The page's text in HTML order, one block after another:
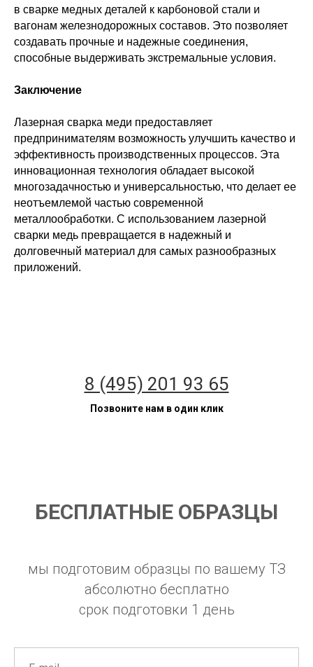
в сварке медных деталей к карбоновой стали и
вагонам железнодорожных составов. Это позволяет
создавать прочные и надежные соединения,
способные выдерживать экстремальные условия.
Заключение
Лазерная сварка меди предоставляет
предпринимателям возможность улучшить качество и
эффективность производственных процессов. Эта
инновационная технология обладает высокой
многозадачностью и универсальностью, что делает ее
неотъемлемой частью современной
металлообработки. С использованием лазерной
сварки медь превращается в надежный и
долговечный материал для самых разнообразных
приложений.
8 (495) 201 93 65
Позвоните нам в один клик
БЕСПЛАТНЫЕ ОБРАЗЦЫ
мы подготовим образцы по вашему ТЗ
абсолютно бесплатно
срок подготовки 1 день